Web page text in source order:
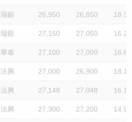
瑞銀 26,950 26,850 18.3
瑞銀 27,150 27,050 16.2
華泰 27,100 27,000 16.8
法興 27,000 26,900 18.1
法興 27,148 27,048 16.1
法興 27,300 27,200 14.9